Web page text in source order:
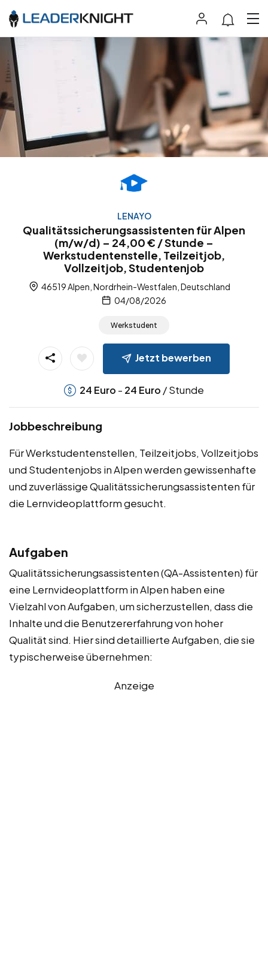
LENAYO
Qualitätssicherungsassistenten für Alpen
(m/w/d) – 24,00 € / Stunde –
Werkstudentenstelle, Teilzeitjob,
Vollzeitjob, Studentenjob
46519 Alpen, Nordrhein-Westfalen, Deutschland
04/08/2026
Werkstudent
Jetzt bewerben
24 Euro - 24 Euro / Stunde
Jobbeschreibung
Für Werkstudentenstellen, Teilzeitjobs, Vollzeitjobs
und Studentenjobs in Alpen werden gewissenhafte
und zuverlässige Qualitätssicherungsassistenten für
die Lernvideoplattform gesucht.
Aufgaben
Qualitätssicherungsassistenten (QA-Assistenten) für
eine Lernvideoplattform in Alpen haben eine
Vielzahl von Aufgaben, um sicherzustellen, dass die
Inhalte und die Benutzererfahrung von hoher
Qualität sind. Hier sind detaillierte Aufgaben, die sie
typischerweise übernehmen:
Anzeige